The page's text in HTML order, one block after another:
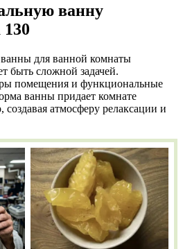
ванну
для ванной комнаты
быть сложной задачей.
помещения и функциональные
ванны придает комнате
создавая атмосферу релаксации и